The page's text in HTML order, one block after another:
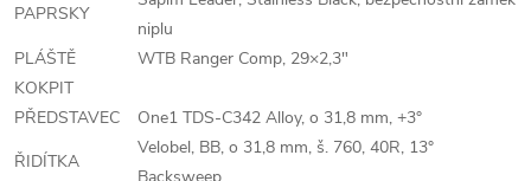
PAPRSKY
niplu
PLÁŠTĚ
WTB Ranger Comp, 29×2,3"
KOKPIT
PŘEDSTAVEC
One1 TDS-C342 Alloy, o 31,8 mm, +3°
ŘIDÍTKA
Velobel, BB, o 31,8 mm, š. 760, 40R, 13°